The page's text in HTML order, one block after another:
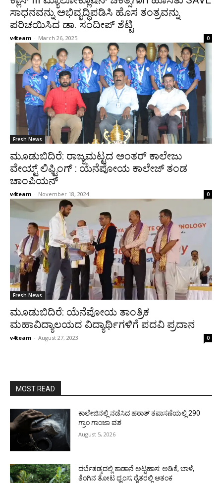
ಸಾಧನವನ್ನು ಅಭಿವೃದ್ಧಿಪಡಿಸಿ ಹೊಸ ತಂತ್ರವನ್ನು
ಪರಿಚಯಿಸಿದ ಡಾ. ಸಂದೀಪ್ ಶೆಟ್ಟಿ
v4team - March 26, 2025 0
Fresh News
ಮೂಡುಬಿದಿರೆ: ರಾಜ್ಯಮಟ್ಟದ ಅಂತರ್ ಕಾಲೇಜು
ವೇಯ್ಟ್ ಲಿಫ್ಟಿಂಗ್ : ಯೆನೆಪೋಯ ಕಾಲೇಜ್ ತಂಡ
ಚಾಂಪಿಯನ್
v4team - November 18, 2024 0
Fresh News
ಮೂಡುಬಿದಿರೆ: ಯೆನೆಪೋಯ ತಾಂತ್ರಿಕ
ಮಹಾವಿದ್ಯಾಲಯದ ವಿದ್ಯಾರ್ಥಿಗಳಿಗೆ ಪದವಿ ಪ್ರದಾನ
v4team - August 27, 2023 0
MOST READ
ಕಾಲೇಜಿನಲ್ಲಿ ನಡೆಸಿದ ಹಠಾತ್ ತಪಾಸಣೆಯಲ್ಲಿ 290
ಗ್ರಾಂ ಗಾಂಜಾ ವಶ
August 5, 2026
ದರ್ಬೆತಡ್ಕದಲ್ಲಿ ಕಾಡಾನೆ ಅಟ್ಟಹಾಸ: ಅಡಿಕೆ, ಬಾಳೆ,
ತೆಂಗಿನ ತೋಟ ಧ್ವಂಸ; ರೈತರಲ್ಲಿ ಆತಂಕ